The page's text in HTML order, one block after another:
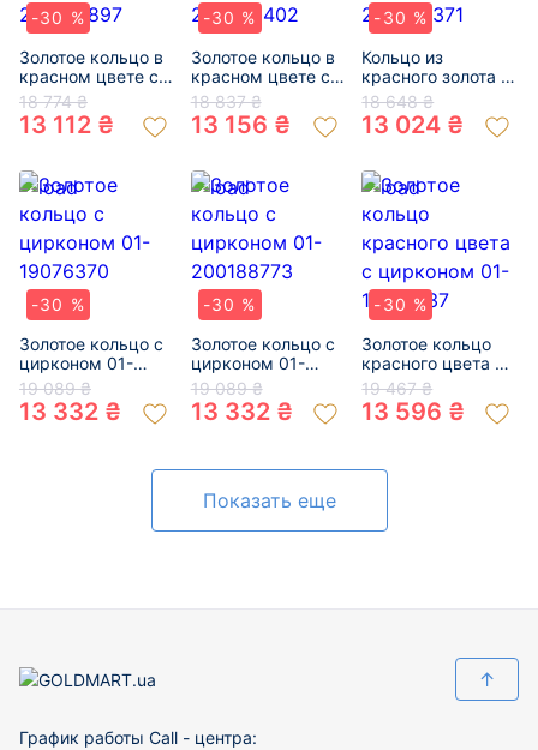
-30 %
Золотое кольцо в
красном цвете с
цирконом 01-
200122897
18 774 ₴
13 112 ₴
-30 %
Золотое кольцо в
красном цвете с
цирконом 01-
200040402
18 837 ₴
13 156 ₴
-30 %
Кольцо из
красного золота с
цирконом 01-
200279371
18 648 ₴
13 024 ₴
-30 %
Золотое кольцо с
цирконом 01-
19076370
19 089 ₴
13 332 ₴
-30 %
Золотое кольцо с
цирконом 01-
200188773
19 089 ₴
13 332 ₴
-30 %
Золотое кольцо
красного цвета с
цирконом 01-
19303137
19 467 ₴
13 596 ₴
Показать еще
↑
График работы Call - центра: